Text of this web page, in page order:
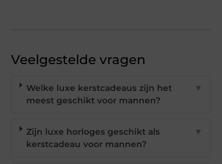
Veelgestelde vragen
Welke luxe kerstcadeaus zijn het
meest geschikt voor mannen?
▼
Zijn luxe horloges geschikt als
kerstcadeau voor mannen?
▼